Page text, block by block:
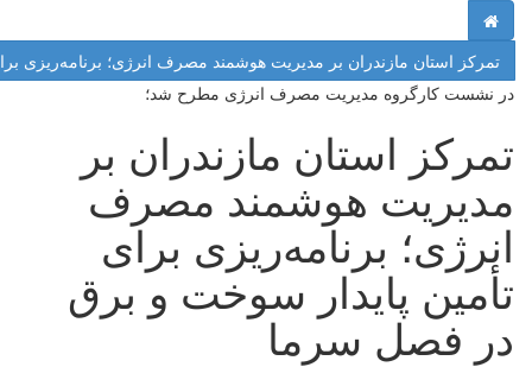
تمرکز استان مازندران بر مدیریت هوشمند مصرف انرژی؛ برنامه‌ریزی
در نشست کارگروه مدیریت مصرف انرژی مطرح شد؛
تمرکز استان مازندران بر
مدیریت هوشمند مصرف
انرژی؛ برنامه‌ریزی برای
تأمین پایدار سوخت و برق
در فصل سرما